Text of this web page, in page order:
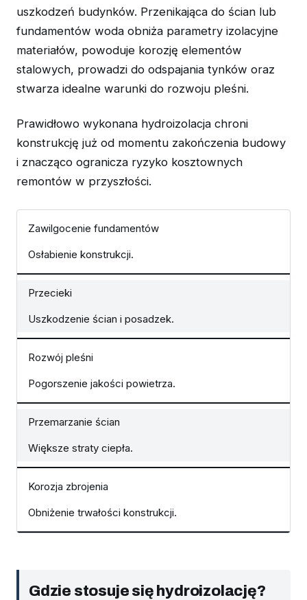
uszkodzeń budynków. Przenikająca do ścian lub
fundamentów woda obniża parametry izolacyjne
materiałów, powoduje korozję elementów
stalowych, prowadzi do odspajania tynków oraz
stwarza idealne warunki do rozwoju pleśni.
Prawidłowo wykonana hydroizolacja chroni
konstrukcję już od momentu zakończenia budowy
i znacząco ogranicza ryzyko kosztownych
remontów w przyszłości.
Zawilgocenie fundamentów
Osłabienie konstrukcji.
Przecieki
Uszkodzenie ścian i posadzek.
Rozwój pleśni
Pogorszenie jakości powietrza.
Przemarzanie ścian
Większe straty ciepła.
Korozja zbrojenia
Obniżenie trwałości konstrukcji.
Gdzie stosuje się hydroizolację?